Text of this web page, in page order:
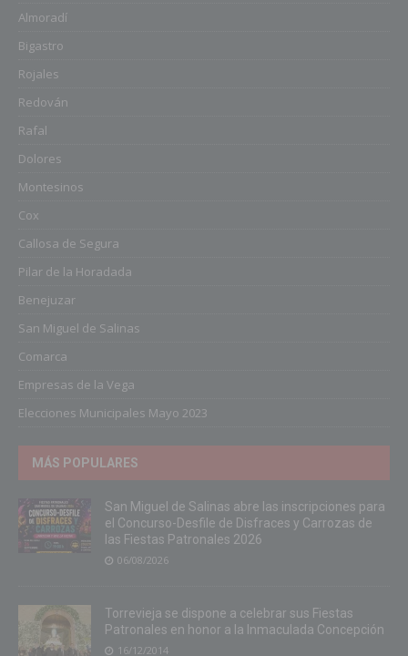
Almoradí
Bigastro
Rojales
Redován
Rafal
Dolores
Montesinos
Cox
Callosa de Segura
Pilar de la Horadada
Benejuzar
San Miguel de Salinas
Comarca
Empresas de la Vega
Elecciones Municipales Mayo 2023
MÁS POPULARES
San Miguel de Salinas abre las inscripciones para
el Concurso-Desfile de Disfraces y Carrozas de
las Fiestas Patronales 2026
06/08/2026
Torrevieja se dispone a celebrar sus Fiestas
Patronales en honor a la Inmaculada Concepción
16/12/2014